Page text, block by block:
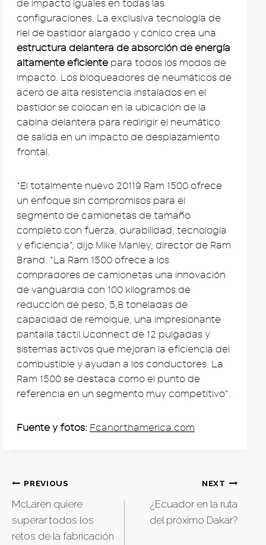
de impacto iguales en todas las
configuraciones. La exclusiva tecnología de
riel de bastidor alargado y cónico crea una
estructura delantera de absorción de energía
altamente eficiente para todos los modos de
impacto. Los bloqueadores de neumáticos de
acero de alta resistencia instalados en el
bastidor se colocan en la ubicación de la
cabina delantera para redirigir el neumático
de salida en un impacto de desplazamiento
frontal.
“El totalmente nuevo 20119 Ram 1500 ofrece
un enfoque sin compromisos para el
segmento de camionetas de tamaño
completo con fuerza, durabilidad, tecnología
y eficiencia”, dijo Mike Manley, director de Ram
Brand. “La Ram 1500 ofrece a los
compradores de camionetas una innovación
de vanguardia con 100 kilogramos de
reducción de peso, 5,8 toneladas de
capacidad de remolque, una impresionante
pantalla táctil Uconnect de 12 pulgadas y
sistemas activos que mejoran la eficiencia del
combustible y ayudan a los conductores. La
Ram 1500 se destaca como el punto de
referencia en un segmento muy competitivo”.
Fuente y fotos: Fcanorthamerica.com
Post
navigation
PREVIOUS
McLaren quiere
superar todos los
retos de la fabricación
NEXT
¿Ecuador en la ruta
del próximo Dakar?